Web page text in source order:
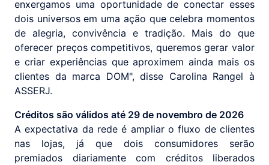
enxergamos uma oportunidade de conectar esses
dois universos em uma ação que celebra momentos
de alegria, convivência e tradição. Mais do que
oferecer preços competitivos, queremos gerar valor
e criar experiências que aproximem ainda mais os
clientes da marca DOM", disse Carolina Rangel à
ASSERJ.
Créditos são válidos até 29 de novembro de 2026
A expectativa da rede é ampliar o fluxo de clientes
nas lojas, já que dois consumidores serão
premiados diariamente com créditos liberados